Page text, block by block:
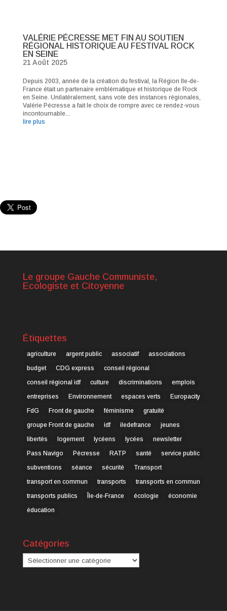
VALÉRIE PÉCRESSE MET FIN AU SOUTIEN
RÉGIONAL HISTORIQUE AU FESTIVAL ROCK
EN SEINE
21 Août 2025
Depuis 2003, année de la création du festival, la Région Ile-de-
France était un partenaire emblématique et historique de Rock
en Seine. Unilatéralement, sans vote des instances régionales,
Valérie Pécresse a fait le choix de rompre avec ce rendez-vous
incontournable...
lire plus
Le groupe Gauche Communiste,
Ecologiste et Citoyenne
Étiquettes
agriculture argent public associatif
associations
budget
CDG express
conseil régional
conseil régional idf
culture discriminations
emplois
entreprises
Environnement espaces verts
Europacity
FdG
Front de gauche féminisme
gratuité
groupe Front de gauche
idf iledefrance
jeunes
libertés
logement lycéens lycées
newsletter
Pass Navigo
Pécresse RATP santé
service public
subventions
séance sécurité
Transport
transport en commun
transports
transports en commun
transports publics
Île-de-France écologie
économie
éducation
Catégories
Catégories